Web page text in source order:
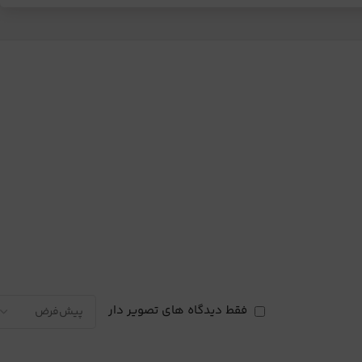
فقط دیدگاه های تصویر دار